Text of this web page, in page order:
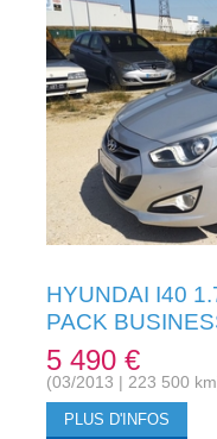
HYUNDAI I40
PACK
5 490 €
(03/2013 | 223 500
PLUS D'INFOS